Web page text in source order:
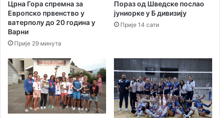
Црна Гора спремна за
Европско првенство у
ватерполу до 20 година у
Варни
Прије 29 минута
Пораз од Шведске послао
јуниорке у Б дивизију
Прије 14 сати